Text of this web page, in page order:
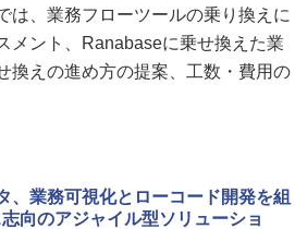
、業務フローツールの乗り換えに
メント、Ranabaseに乗せ換えた業
換えの進め方の提案、工数・費用の
、業務可視化とローコード開発を組
向のアジャイル型ソリューショ